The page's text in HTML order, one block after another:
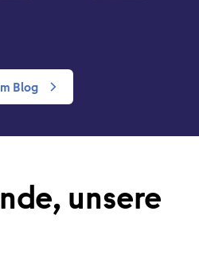
Blog
unsere